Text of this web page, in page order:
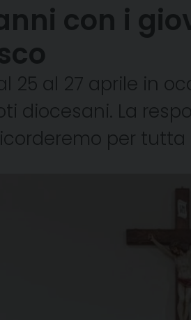
con i
25 al 27 aprile in
diocesani. La
per tutta